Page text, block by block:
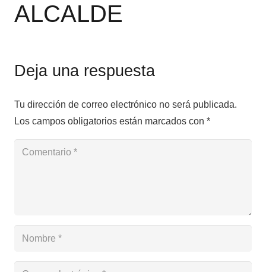
ALCALDE
Deja una respuesta
Tu dirección de correo electrónico no será publicada.
Los campos obligatorios están marcados con *